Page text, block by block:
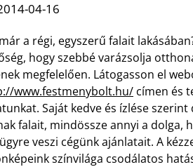
04-16
a régi, egyszerű falait
hogy szebbé varázsolja
megfelelően. Látogasson el
www.festmenybolt.hu/ címen és
Saját kedve és ízlése
falait, mindössze annyi a dolga,
veszi cégünk ajánlatait. A
színvilága csodálatos